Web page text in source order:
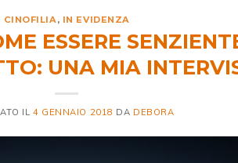
CINOFILIA , IN EVIDENZA
ESSERE
UNA MIA
IL 4 GENNAIO 2018 DA DEBORA